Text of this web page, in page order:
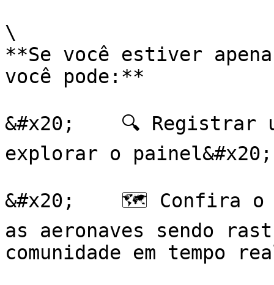
\
**Se você estiver
você pode:**
&#x20;    🔍 Registrar
explorar o painel&#x20;
&#x20;    🗺️ Confira o
as aeronaves sendo
comunidade em tempo